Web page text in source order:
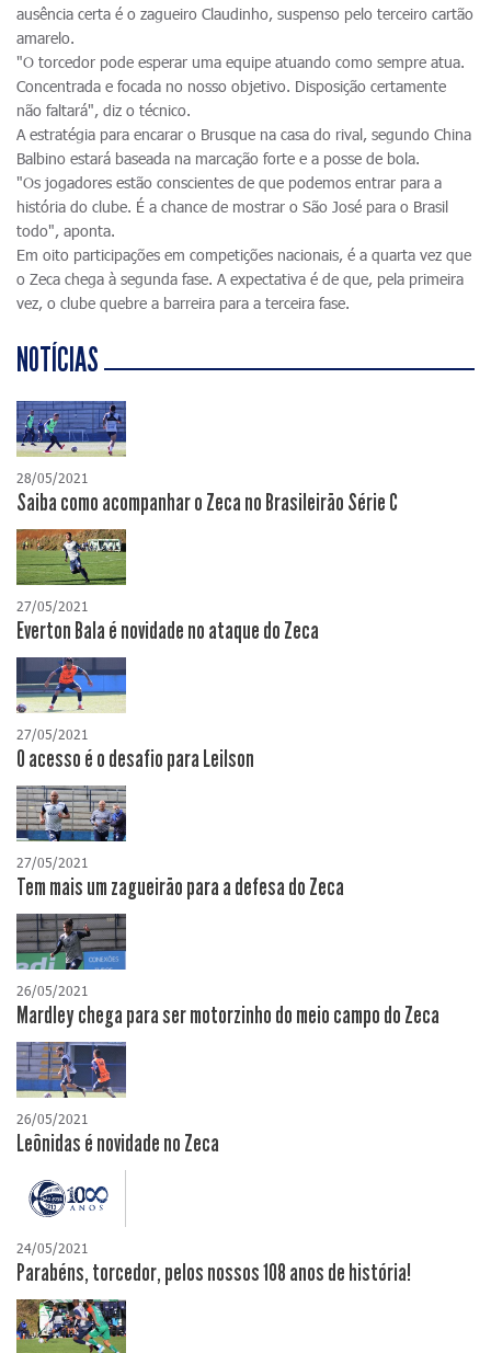
ausência certa é o zagueiro Claudinho, suspenso pelo terceiro cartão
amarelo.
"O torcedor pode esperar uma equipe atuando como sempre atua.
Concentrada e focada no nosso objetivo. Disposição certamente
não faltará", diz o técnico.
A estratégia para encarar o Brusque na casa do rival, segundo China
Balbino estará baseada na marcação forte e a posse de bola.
"Os jogadores estão conscientes de que podemos entrar para a
história do clube. É a chance de mostrar o São José para o Brasil
todo", aponta.
Em oito participações em competições nacionais, é a quarta vez que
o Zeca chega à segunda fase. A expectativa é de que, pela primeira
vez, o clube quebre a barreira para a terceira fase.
NOTÍCIAS
28/05/2021
Saiba como acompanhar o Zeca no Brasileirão Série C
27/05/2021
Everton Bala é novidade no ataque do Zeca
27/05/2021
O acesso é o desafio para Leilson
27/05/2021
Tem mais um zagueirão para a defesa do Zeca
26/05/2021
Mardley chega para ser motorzinho do meio campo do Zeca
26/05/2021
Leônidas é novidade no Zeca
24/05/2021
Parabéns, torcedor, pelos nossos 108 anos de história!